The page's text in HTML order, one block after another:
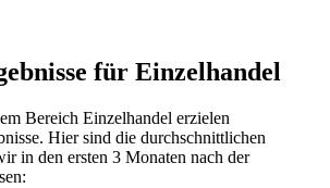
für Einzelhandel
Bereich Einzelhandel erzielen
Hier sind die durchschnittlichen
in den ersten 3 Monaten nach der